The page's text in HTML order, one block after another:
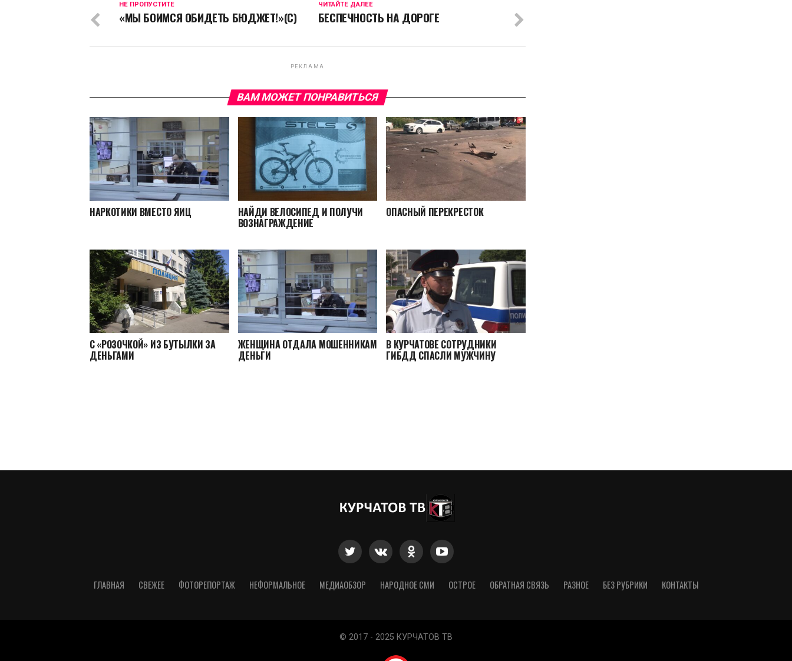
ЧИТАЙТЕ ДАЛЕЕ
БЕСПЕЧНОСТЬ НА ДОРОГЕ
НЕ ПРОПУСТИТЕ
«МЫ БОИМСЯ ОБИДЕТЬ БЮДЖЕТ!»(С)
РЕКЛАМА
ВАМ МОЖЕТ ПОНРАВИТЬСЯ
НАРКОТИКИ ВМЕСТО ЯИЦ НАЙДИ ВЕЛОСИПЕД И ПОЛУЧИ
ВОЗНАГРАЖДЕНИЕ
ОПАСНЫЙ ПЕРЕКРЕСТОК
С «РОЗОЧКОЙ» ИЗ БУТЫЛКИ ЗА
ДЕНЬГАМИ
ЖЕНЩИНА ОТДАЛА МОШЕННИКАМ
ДЕНЬГИ
В КУРЧАТОВЕ СОТРУДНИКИ
ГИБДД СПАСЛИ МУЖЧИНУ
ГЛАВНАЯ СВЕЖЕЕ ФОТОРЕПОРТАЖ НЕФОРМАЛЬНОЕ МЕДИАОБЗОР НАРОДНОЕ СМИ ОСТРОЕ ОБРАТНАЯ СВЯЗЬ РАЗНОЕ БЕЗ РУБРИКИ КОНТАКТЫ
© 2017 - 2025 КУРЧАТОВ ТВ